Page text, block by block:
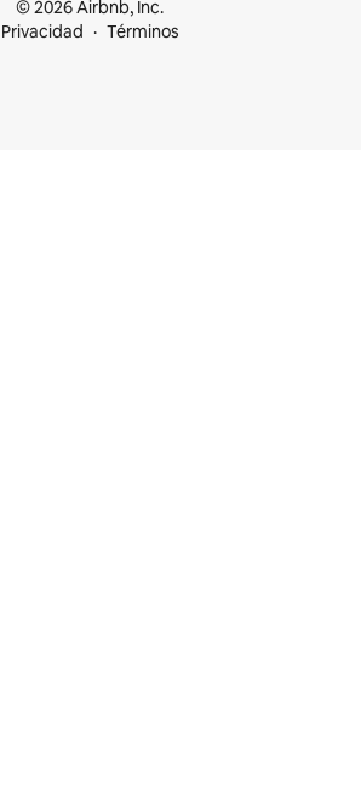
© 2026 Airbnb, Inc.
Privacidad
Términos